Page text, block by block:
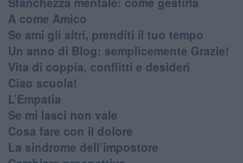
​A come Amico
​Se ami gli altri, prenditi il tuo tempo
​Un anno di Blog: semplicemente Grazie!
​Vita di coppia, conflitti e desideri
​Ciao scuola!
​L’Empatia
​Se mi lasci non vale
Cosa fare con il dolore
​La sindrome dell’impostore